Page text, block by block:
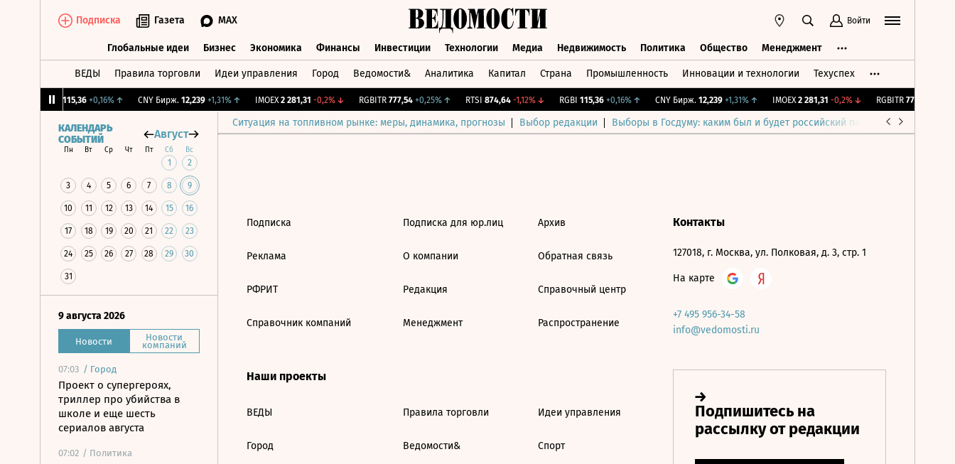
Подписка Газета MAX Войти
Глобальные идеи Бизнес Экономика Финансы Инвестиции Технологии Медиа Недвижимость Политика Общество Менеджмент
ВЕДЫ Правила торговли Идеи управления Город Ведомости& Аналитика Капитал Страна Промышленность Инновации и технологии Техуспех
115,36 +0,16%↑ CNY Бирж. 12,239 +1,31%↑ IMOEX 2 281,31 -0,2%↓ RGBITR 777,54 +0,25%↑ RTSI 874,64 -1,12%↓ RGBI 115,36 +0,16%↑ CNY Бирж. 12,239 +1,31%↑ IMOEX 2 281,31 -0,2%↓ RGBITR 777,54
Ситуация на топливном рынке: меры, динамика, прогнозы Выбор редакции Выборы в Госдуму: каким был и будет российский парламент
КАЛЕНДАРЬ
СОБЫТИЙ
Август
Пн Вт Ср Чт Пт Сб Вс
1 2
3 4 5 6 7 8 9
10 11 12 13 14 15 16
17 18 19 20 21 22 23
24 25 26 27 28 29 30
31
9 августа 2026
Новости Новости
компаний
07:03 / Город
Проект о супергероях,
триллер про убийства в
школе и еще шесть
сериалов августа
07:02 / Политика
Подписка
Реклама
РФРИТ
Справочник компаний
Подписка для юр.лиц
О компании
Редакция
Менеджмент
Архив
Обратная связь
Справочный центр
Распространение
Наши проекты
ВЕДЫ
Город
Правила торговли
Ведомости&
Идеи управления
Спорт
Контакты
127018, г. Москва, ул. Полковая, д. 3, стр. 1
На карте
+7 495 956-34-58
info@vedomosti.ru